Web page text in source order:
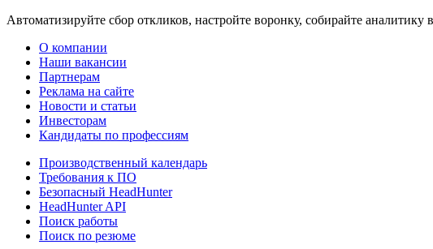
Автоматизируйте сбор откликов, настройте воронку, собирайте аналитику
О компании
Наши вакансии
Партнерам
Реклама на сайте
Новости и статьи
Инвесторам
Кандидаты по профессиям
Производственный календарь
Требования к ПО
Безопасный HeadHunter
HeadHunter API
Поиск работы
Поиск по резюме